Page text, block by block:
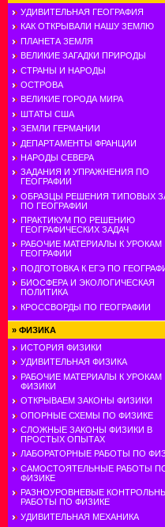
УДИВИТЕЛЬНАЯ ГЕОГРАФИЯ
КАК ОТКРЫВАЛИ НАШУ ЗЕМЛЮ
ПЛАНЕТА ЗЕМЛЯ
ВЕЛИКИЕ ЗАГАДКИ ПРИРОДЫ
СТРАНЫ И НАРОДЫ
ОСТРОВА
ВЕЛИКИЕ ГОРОДА МИРА
ШТАТЫ США
ЗЕМЛИ ГЕРМАНИИ
ДЕПАРТАМЕНТЫ ФРАНЦИИ
НАРОДЫ СЕВЕРА
ЗАДАНИЯ И УПРАЖНЕНИЯ ПО
ГЕОГРАФИИ
ОБРАЗЦЫ РЕШЕНИЯ ТИПОВЫХ
ПО ГЕОГРАФИИ
ПРАКТИКУМ ПО РЕШЕНИЮ
ГЕОГРАФИЧЕСКИХ ЗАДАЧ
РАБОЧИЕ МАТЕРИАЛЫ К УРОКАМ
ГЕОГРАФИИ
ПОДГОТОВКА К ЕГЭ ПО
БИОСФЕРА И ЭКОЛОГИЧЕСКАЯ
ПОЛИТИКА
КРОССВОРДЫ ПО ГЕОГРАФИИ
» ФИЗИКА
ИСТОРИЯ ФИЗИКИ
УДИВИТЕЛЬНАЯ ФИЗИКА
РАБОЧИЕ МАТЕРИАЛЫ К УРОКАМ
ФИЗИКИ
ОТКРЫВАЕМ ЗАКОНЫ ФИЗИКИ
ОПОРНЫЕ СХЕМЫ ПО ФИЗИКЕ
СЛОЖНЫЕ ЗАКОНЫ ФИЗИКИ В
ПРОСТЫХ ОПЫТАХ
ЛАБОРАТОРНЫЕ РАБОТЫ ПО
САМОСТОЯТЕЛЬНЫЕ РАБОТЫ
ФИЗИКЕ
РАЗНОУРОВНЕВЫЕ
РАБОТЫ ПО ФИЗИКЕ
УДИВИТЕЛЬНАЯ МЕХАНИКА